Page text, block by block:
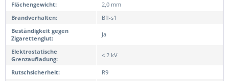
Flächengewicht:
2,0 mm
Brandverhalten:
Bfl-s1
Beständigkeit gegen
Zigarettenglut:
Ja
Elektrostatische
Grenzaufladung:
≤ 2 kV
Rutschsicherheit: R9